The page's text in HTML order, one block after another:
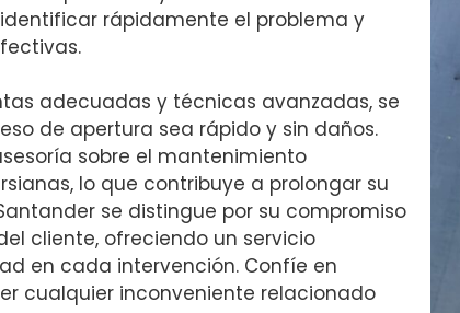
rápidamente el problema y
adecuadas y técnicas avanzadas, se
de apertura sea rápido y sin daños.
sobre el mantenimiento
lo que contribuye a prolongar su
se distingue por su compromiso
cliente, ofreciendo un servicio
en cada intervención. Confíe en
cualquier inconveniente relacionado